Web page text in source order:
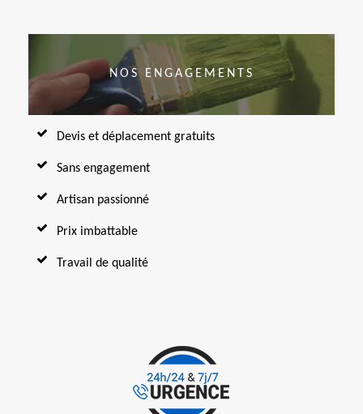
NOS ENGAGEMENTS
Devis et déplacement gratuits
Sans engagement
Artisan passionné
Prix imbattable
Travail de qualité